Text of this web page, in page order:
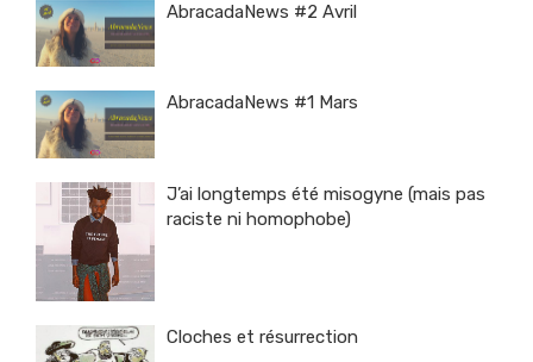
AbracadaNews #2 Avril
AbracadaNews #1 Mars
J’ai longtemps été misogyne (mais pas
raciste ni homophobe)
Cloches et résurrection